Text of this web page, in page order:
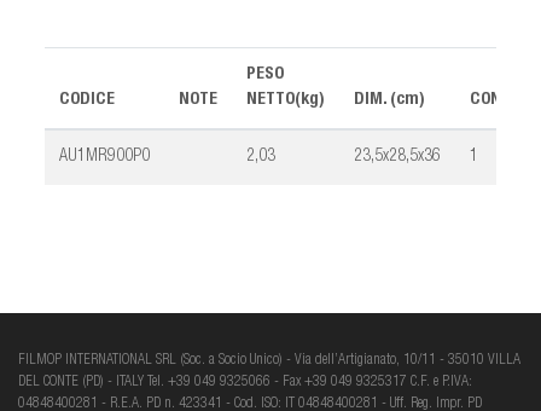
CODICE NOTE
PESO
NETTO(kg)
DIM. (cm) CONF.
AU1MR900P0 2,03 23,5x28,5x36 1
FILMOP INTERNATIONAL SRL (Soc. a Socio Unico) - Via dell’Artigianato, 10/11 - 35010 VILLA
DEL CONTE (PD) - ITALY Tel. +39 049 9325066 - Fax +39 049 9325317 C.F. e P.IVA:
04848400281 - R.E.A. PD n. 423341 - Cod. ISO: IT 04848400281 - Uff. Reg. Impr. PD